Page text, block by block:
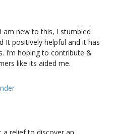
am new to this, I stumbled
It positively helpful and it has
I’m hoping to contribute &
like its aided me.
a relief to discover an